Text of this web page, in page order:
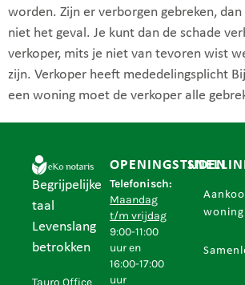
worden. Zijn er verborgen gebreken,
niet het geval. Je kunt dan de schade
verkoper, mits je niet van tevoren wist
zijn. Verkoper heeft mededelingsplicht
een woning moet de verkoper alle
Begrijpelijke
taal
Levenslang
betrokken
Tauro Office
OPENINGSTIJDEN
Telefonisch:
Maandag
t/m vrijdag
9:00-11:00
uur en
16:00-17:00
uur
woning